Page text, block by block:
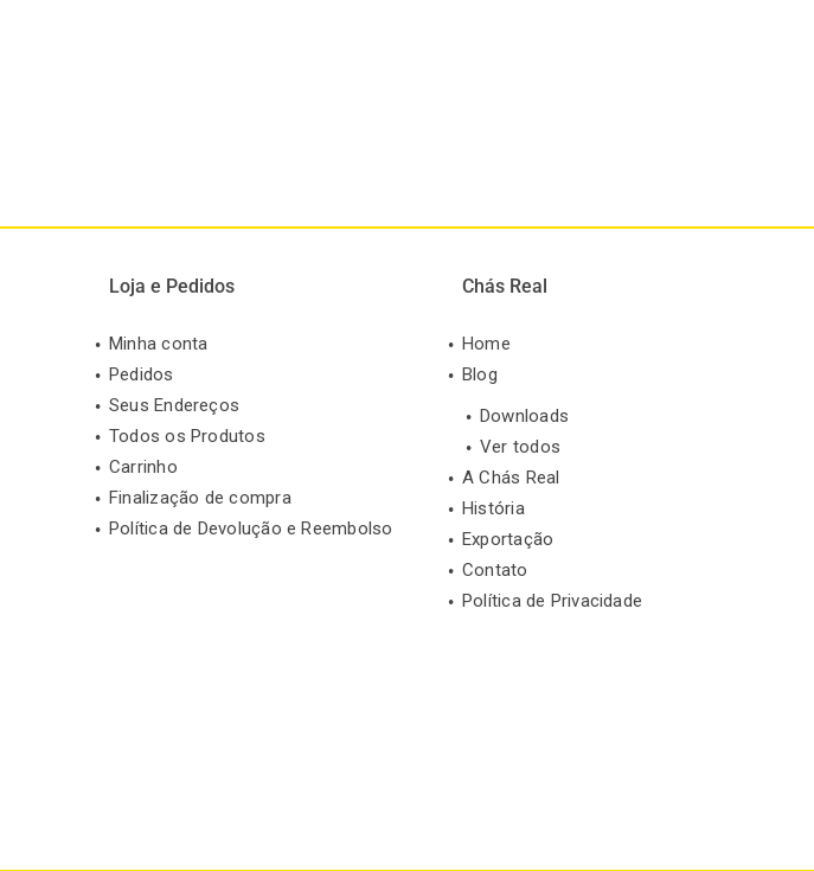
Loja e Pedidos
Minha conta
Pedidos
Seus Endereços
Todos os Produtos
Carrinho
Finalização de compra
Política de Devolução e Reembolso
Chás Real
Home
Blog
Downloads
Ver todos
A Chás Real
História
Exportação
Contato
Política de Privacidade